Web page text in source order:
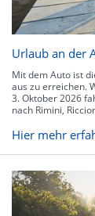
Urlaub an der
Mit dem Auto ist
aus zu erreichen.
3. Oktober 2026
nach Rimini,
Hier mehr